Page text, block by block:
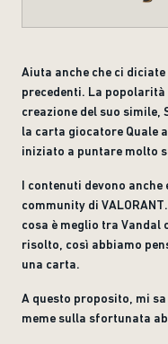
Aiuta anche che ci
precedenti. La
creazione del suo
la carta giocatore Quale
iniziato a puntare molto
I contenuti devono
community di
cosa è meglio tra Vandal
risolto, così abbiamo
una carta.
A questo proposito, mi
meme sulla sfortunata